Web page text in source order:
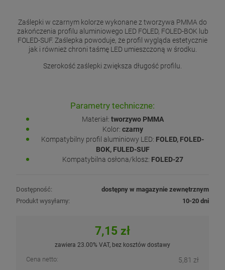
Zaślepki w czarnym kolorze wykonane z tworzywa PMMA do
zakończenia profilu aluminiowego LED FOLED, FOLED-BOK lub
FOLED-SUF. Zaślepka powoduje, że profil wygląda estetycznie
jak i również chroni taśmę LED umieszczoną w środku.
Szerokość zaślepki zwiększa długość profilu.
Parametry techniczne:
Materiał: tworzywo PMMA
Kolor: czarny
Kompatybilny profil aluminiowy LED: FOLED, FOLED-
BOK, FULED-SUF
Kompatybilna osłona/klosz: FOLED-27
Dostępność:
dostępny w magazynie zewnętrznym
Produkt wysyłamy:
10-20 dni
7,15 zł
zawiera 23.00% VAT, bez kosztów dostawy
Cena netto: 5,81 zł